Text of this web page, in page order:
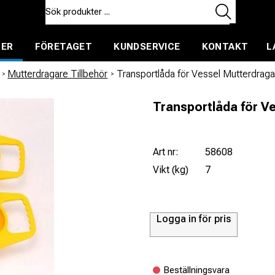
FÖRETAGET KUNDSERVICE KONTAKT
/ Mutterdragare Tillbehör / Transportlåda för Vessel
Transportlåda för
Art nr:
58608
Vikt (kg)
7
Logga in för pris
Beställningsvara